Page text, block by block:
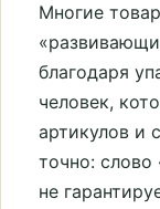
Многие
благодаря
человек,
артикулов и
точно:
не